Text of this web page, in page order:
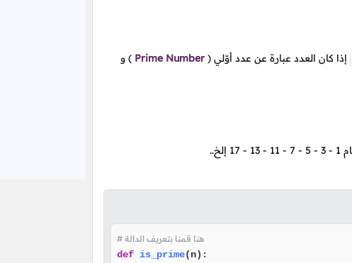
إذا كان العدد عبارة عن عدد أوّلي (
Prime Number
) و
1
-
3
-
5
-
7
-
11
-
13
-
17 إلخ..
# هنا قمنا بتعريف الدالة
def is_prime(n):